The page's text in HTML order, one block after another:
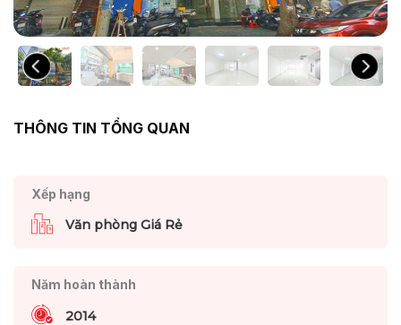
THÔNG TIN TỔNG QUAN
Xếp hạng
Văn phòng Giá Rẻ
Năm hoàn thành
2014